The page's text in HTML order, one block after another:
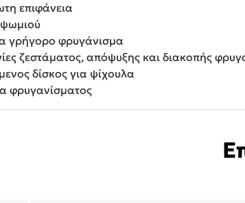
επιφάνεια
ψωμιού
γρήγορο φρυγάνισμα
ζεστάματος, απόψυξης και διακοπής
δίσκος για ψίχουλα
φρυγανίσματος